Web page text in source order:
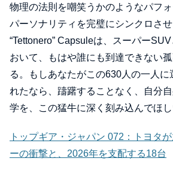
物理の法則を嘲笑うかのようなパフ
パーソナリティを完璧にシンクロさ
“Tettonero” Capsuleは、スーパー
おいて、もはや誰にも到達できない
る。もしあなたがこの630人の一人に
れたなら、躊躇することなく、自分
学を、この猛牛に深く刻み込んでほし
トップギア・ジャパン 072：トヨタ
ーの衝撃と、2026年を支配する18台